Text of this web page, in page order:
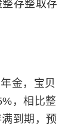
存整取存
金，宝贝
，相比整
到期，预